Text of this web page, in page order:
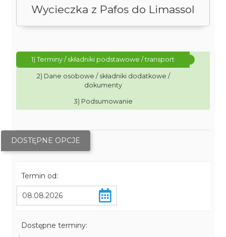
Wycieczka z Pafos do Limassol
1) Terminy / składniki podstawowe / transport
2) Dane osobowe / składniki dodatkowe /
dokumenty
3) Podsumowanie
DOSTĘPNE OPCJE
Termin od:
Dostępne terminy: